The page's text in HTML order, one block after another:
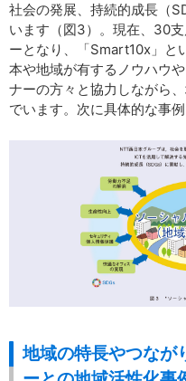
社会の発展、持続的成長（
います（図3）。現在、30
ーとなり、「Smart10x」と
本や地域が有するノウハウ
ナーの方々と協力しながら
でいます。次に具体的な事
地域の特長やつなが